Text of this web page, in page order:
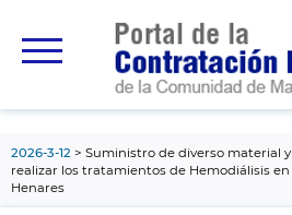
principal
2026-3-12
Suministro de diverso material
realizar los tratamientos de Hemodiálisis
Henares